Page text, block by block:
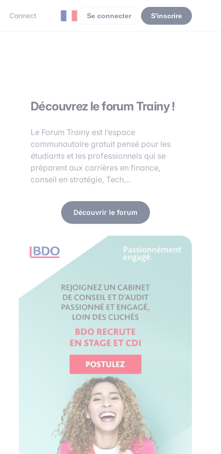
Connect Se connecter S'inscrire
Découvrez le forum Trainy !
Le Forum Trainy est l’espace
communautaire gratuit pensé pour les
étudiants et les professionnels qui se
préparent aux carrières en finance,
conseil en stratégie, Tech…
Découvrir le forum